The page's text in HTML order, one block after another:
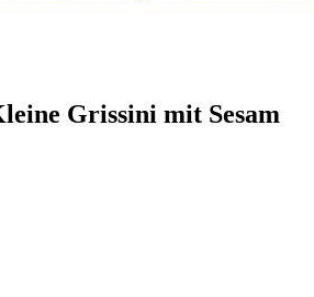
Grissini mit Sesam